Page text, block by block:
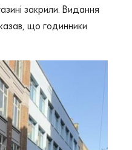
закрили. Видання
що годинники